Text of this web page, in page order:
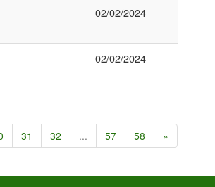
02/02/2024
02/02/2024
31 32 ... 57 58 »